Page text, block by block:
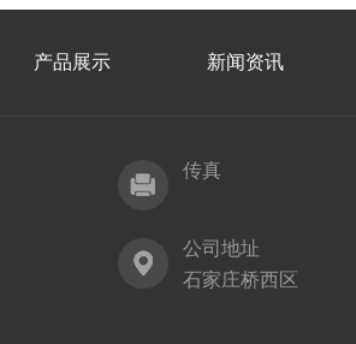
产品展示 新闻资讯
传真
公司地址
石家庄桥西区